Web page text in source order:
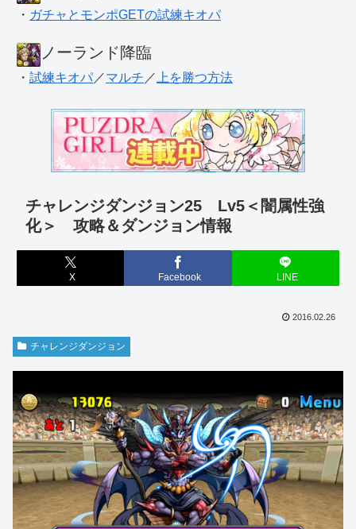
・ ガチャとモンポGETの試練キオパ
ノーランド降臨
・ 試練キオパ ／マルチ ／ 上を勝つ方法
チャレンジダンジョン25 Lv5＜闇属性強
化＞ 攻略＆ダンジョン情報
X Facebook LINE
2016.02.26
チャレンジダンジョン